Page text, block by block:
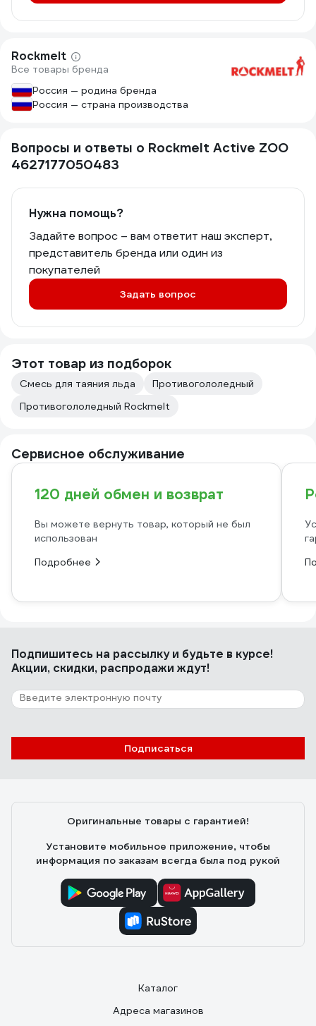
Rockmelt
Все товары бренда
Россия — родина бренда
Россия — страна производства
Вопросы и ответы о Rockmelt Active ZOO
4627177050483
Нужна помощь?
Задайте вопрос – вам ответит наш эксперт,
представитель бренда или один из
покупателей
Задать вопрос
Этот товар из подборок
Смесь для таяния льда
Противогололедный
Противогололедный Rockmelt
Сервисное обслуживание
120 дней обмен и возврат
Вы можете вернуть товар, который не был
использован
Подробнее
Подпишитесь на рассылкуи будьте в курсе!
Акции, скидки, распродажи ждут!
Подписаться
Оригинальные товары с гарантией!
Установите мобильное приложение, чтобы
информация по заказам всегда была под рукой
Каталог
Адреса магазинов